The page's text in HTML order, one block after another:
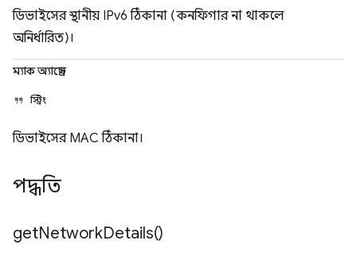
ডিভাইসের স্থানীয় IPv6 ঠিকানা (কনফিগার না থাকলে
অনির্ধারিত)।
ম্যাক অ্যাড্রেস
স্ট্রিং
ডিভাইসের MAC ঠিকানা।
পদ্ধতি
getNetworkDetails()